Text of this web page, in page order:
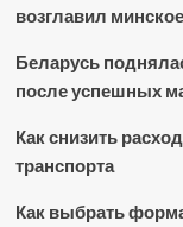
возглавил
Беларусь
после успешных
Как снизить
транспорта
Как выбрать